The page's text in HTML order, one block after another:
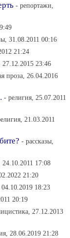
- репортажи,
31.08.2011 00:16
21:24
27.12.2015 23:46
проза, 26.04.2016
- религия, 25.07.2011
21.03.2011
- рассказы,
24.10.2011 17:08
21:20
04.10.2019 18:23
20:19
27.12.2013
28.06.2019 21:28